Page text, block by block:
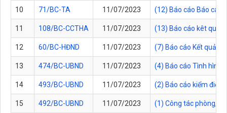
10 71/BC-TA 11/07/2023 (12) Báo cáo Báo cáo
11 108/BC-CCTHA 11/07/2023 (13) Báo cáo kêt quả
12 60/BC-HĐND 11/07/2023 (7) Báo cáo Kết quả
13 474/BC-UBND 11/07/2023 (4) Báo cáo Tình hình
14 493/BC-UBND 11/07/2023 (2) Báo cáo kiểm
15 492/BC-UBND 11/07/2023 (1) Công tác phòng,